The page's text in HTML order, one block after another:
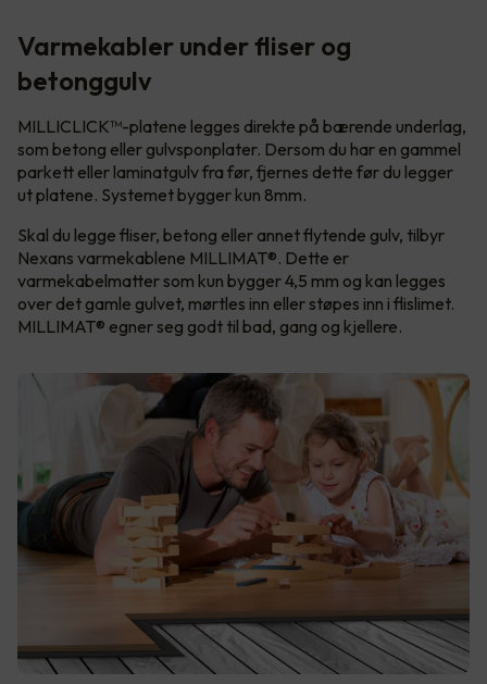
Varmekabler under fliser og
betonggulv
MILLICLICK™-platene legges direkte på bærende underlag,
som betong eller gulvsponplater. Dersom du har en gammel
parkett eller laminatgulv fra før, fjernes dette før du legger
ut platene. Systemet bygger kun 8mm.
Skal du legge fliser, betong eller annet flytende gulv, tilbyr
Nexans varmekablene MILLIMAT®. Dette er
varmekabelmatter som kun bygger 4,5 mm og kan legges
over det gamle gulvet, mørtles inn eller støpes inn i flislimet.
MILLIMAT® egner seg godt til bad, gang og kjellere.